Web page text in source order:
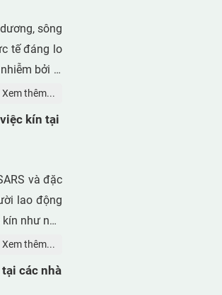
sông
tế đáng lo
bởi vi
lặng lẽ rơi
dẳng.
Xem thêm...
kín tại
và đặc
lao động
như nhà
cơ lây lan
kiểm soát
Xem thêm...
các nhà